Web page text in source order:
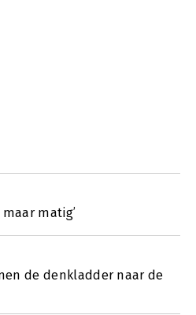
matig’
de denkladder naar de